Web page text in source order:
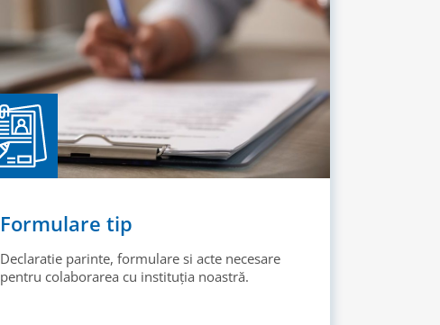
Formulare tip
Declaratie parinte, formulare si acte necesare
pentru colaborarea cu instituția noastră.